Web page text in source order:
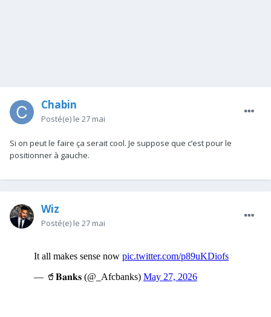
Chabin
Posté(e) le 27 mai
Si on peut le faire ça serait cool. Je suppose que c’est pour le
positionner à gauche.
Wiz
Posté(e) le 27 mai